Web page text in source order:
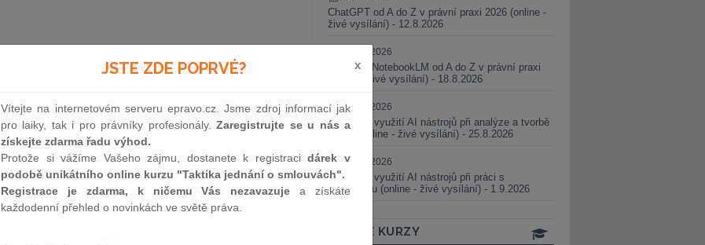
(Věc COMP/M.6132 – Cargill/KVB) (1)
29. 3. 2011
ChatGPT od A do Z v právní praxi 2026 (online -
živé vysílání) - 12.8.2026
18.08.2026
Gemini a NotebookLM od A do Z v právní praxi
(online - živé vysílání) - 18.8.2026
25.08.2026
Praktické využití AI nástrojů při analýze a tvorbě
smluv (online - živé vysílání) - 25.8.2026
01.09.2026
Praktické využití AI nástrojů při práci s
judikaturou (online - živé vysílání) - 1.9.2026
ONLINE KURZY
JSTE ZDE POPRVÉ? x
Vítejte na internetovém serveru epravo.cz. Jsme zdroj informací jak
pro laiky, tak i pro právníky profesionály.Zaregistrujte se u nás a
získejte zdarma řadu výhod.
Protože si vážíme Vašeho zájmu, dostanete k registracidárek v
podobě unikátního online kurzu "Taktika jednání o smlouvách".
Registrace je zdarma, k ničemu Vás nezavazuje a získáte
každodenní přehled o novinkách ve světě práva.